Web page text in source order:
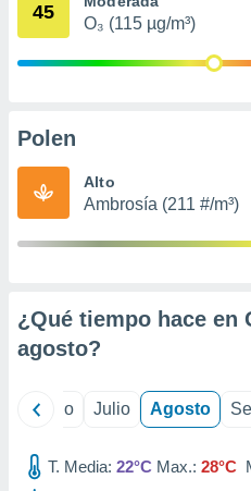
publicidad
de
1199
45
O₃ (115 µg/m³)
Polen
Alto
Ambrosía (211 #/m³)
¿Qué tiempo hace en
agosto?
Junio Julio Agosto
T. Media: 22°C Max.: 28°C